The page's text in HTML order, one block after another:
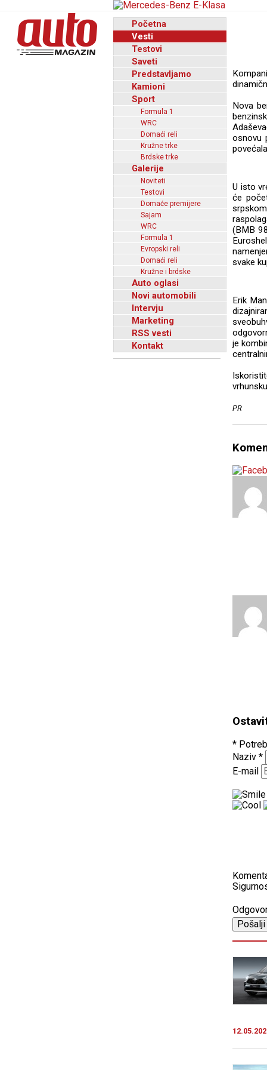
Početna
Vesti
Testovi
Saveti
Predstavljamo
Kamioni
Sport
Formula 1
WRC
Domaći reli
Kružne trke
Brdske trke
Galerije
Noviteti
Testovi
Domaće premijere
Sajam
WRC
Formula 1
Evropski reli
Domaći reli
Kružne i brdske
Auto oglasi
Novi automobili
Intervju
Marketing
RSS vesti
Kontakt
Nova
osnovu
U isto
će
(BMB
svake
Erik
je
PR
*
Naziv *
E-mail